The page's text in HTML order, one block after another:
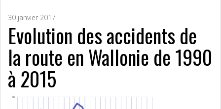
30 janvier 2017
Evolution des accidents de
la route en Wallonie de 1990
à 2015